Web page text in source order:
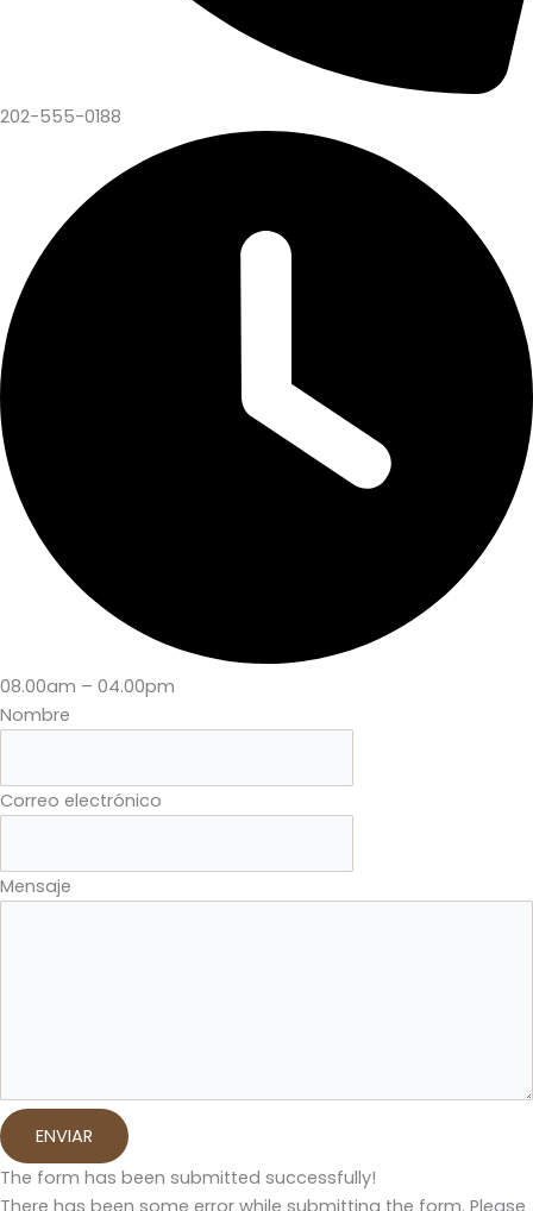
202-555-0188
08.00am – 04.00pm
Nombre
Correo electrónico
Mensaje
ENVIAR
The form has been submitted successfully!